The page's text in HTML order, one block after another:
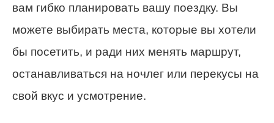
вам гибко планировать вашу поездку. Вы
можете выбирать места, которые вы хотели
бы посетить, и ради них менять маршрут,
останавливаться на ночлег или перекусы на
свой вкус и усмотрение.